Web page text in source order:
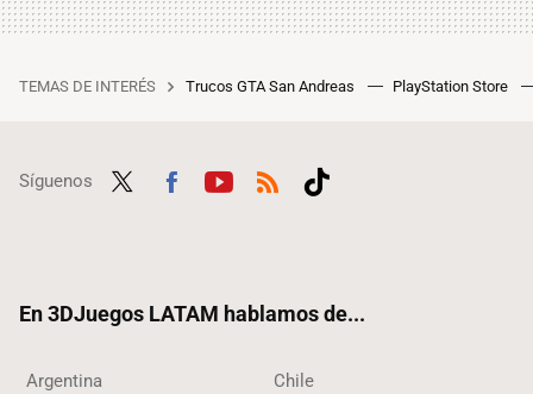
TEMAS DE INTERÉS Trucos GTA San Andreas PlayStation Store
Síguenos
En 3DJuegos LATAM hablamos de...
Argentina Chile